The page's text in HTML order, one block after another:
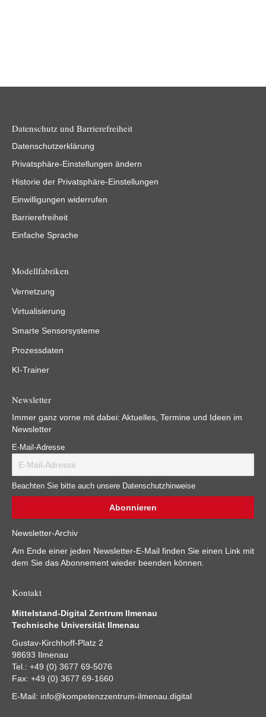
Datenschutz und Barrierefreiheit
Datenschutzerklärung
Privatsphäre-Einstellungen ändern
Historie der Privatsphäre-Einstellungen
Einwilligungen widerrufen
Barrierefreiheit
Einfache Sprache
Modellfabriken
Vernetzung
Virtualisierung
Smarte Sensorsysteme
Prozessdaten
KI-Trainer
Newsletter
Immer ganz vorne mit dabei: Aktuelles, Termine und Ideen im
Newsletter
E-Mail-Adresse
Beachten Sie bitte auch unsere Datenschutzhinweise
Newsletter-Archiv
Am Ende einer jeden Newsletter-E-Mail finden Sie einen Link mit
dem Sie das Abonnement wieder beenden können.
Kontakt
Mittelstand-Digital Zentrum Ilmenau
Technische Universität Ilmenau
Gustav-Kirchhoff-Platz 2
98693 Ilmenau
Tel.: +49 (0) 3677 69-5076
Fax: +49 (0) 3677 69-1660
E-Mail: info@kompetenzzentrum-ilmenau.digital